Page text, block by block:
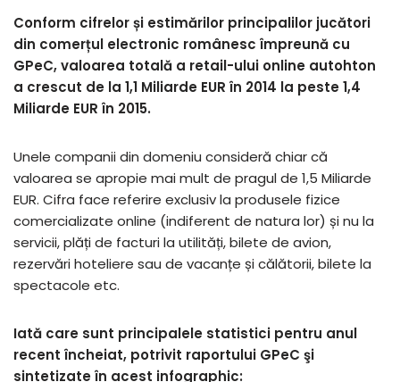
Conform cifrelor și estimărilor principalilor jucători
din comerțul electronic românesc împreună cu
GPeC, valoarea totală a retail-ului online autohton
a crescut de la 1,1 Miliarde EUR în 2014 la peste 1,4
Miliarde EUR în 2015.
Unele companii din domeniu consideră chiar că
valoarea se apropie mai mult de pragul de 1,5 Miliarde
EUR. Cifra face referire exclusiv la produsele fizice
comercializate online (indiferent de natura lor) și nu la
servicii, plăți de facturi la utilități, bilete de avion,
rezervări hoteliere sau de vacanțe și călătorii, bilete la
spectacole etc.
Iată care sunt principalele statistici pentru anul
recent încheiat, potrivit raportului GPeC şi
sintetizate în acest infographic: